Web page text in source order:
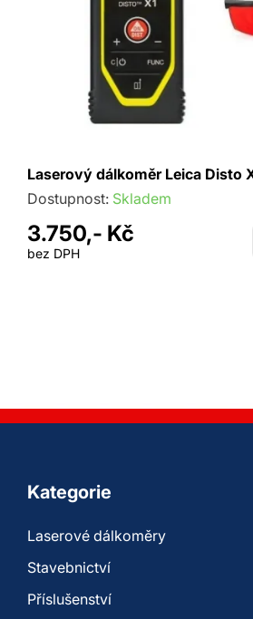
Laserový dálkoměr Leica Disto
Dostupnost: Skladem
3.750,- Kč
bez DPH
Kategorie
Laserové dálkoměry
Stavebnictví
Příslušenství